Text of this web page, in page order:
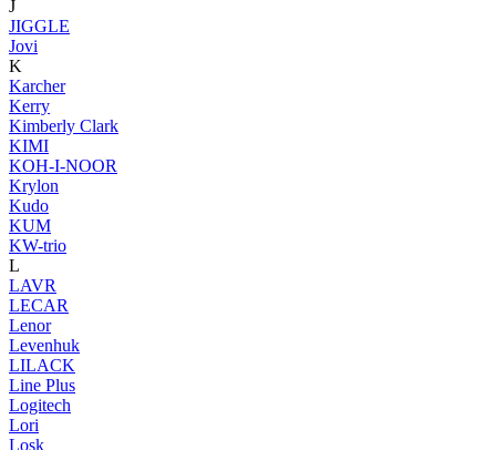
J
JIGGLE
Jovi
K
Karcher
Kerry
Kimberly Clark
KIMI
KOH-I-NOOR
Krylon
Kudo
KUM
KW-trio
L
LAVR
LECAR
Lenor
Levenhuk
LILACK
Line Plus
Logitech
Lori
Losk